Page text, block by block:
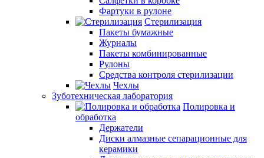
Фартуки в рулоне
Стерилизация
Пакеты бумажные
Журналы
Пакеты комбинированные
Рулоны
Средства контроля стерилизации
Чехлы
Зуботехническая лаборатория
Полировка и
обработка
Держатели
Диски алмазные сепарационные для
керамики